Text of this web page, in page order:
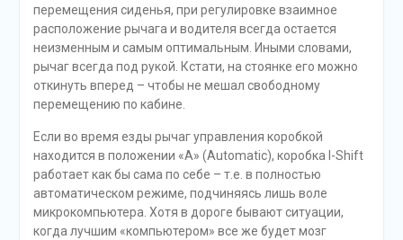
перемещения сиденья, при регулировке взаимное
расположение рычага и водителя всегда остается
неизменным и самым оптимальным. Иными словами,
рычаг всегда под рукой. Кстати, на стоянке его можно
откинуть вперед – чтобы не мешал свободному
перемещению по кабине.
Если во время езды рычаг управления коробкой
находится в положении «А» (Automatic), коробка I-Shift
работает как бы сама по себе – т.е. в полностью
автоматическом режиме, подчиняясь лишь воле
микрокомпьютера. Хотя в дороге бывают ситуации,
когда лучшим «компьютером» все же будет мозг